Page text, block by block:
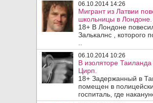
06.10.2014 14:26
Мигрант из Латвии
школьницы в Лондоне.
18+ В Лондоне
Залькалнс , которого
06.10.2014 10:26
В изоляторе
Цирп.
18+ Задержанный в
помещен в
госпиталь, где